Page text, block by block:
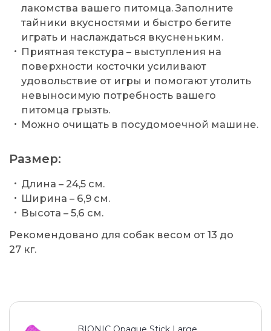
лакомства вашего питомца. Заполните
тайники вкусностями и быстро бегите
играть и наслаждаться вкусненьким.
Приятная текстура – выступления на
поверхности косточки усиливают
удовольствие от игры и помогают утолить
невыносимую потребность вашего
питомца грызть.
Можно очищать в посудомоечной машине.
Размер:
Длина – 24,5 см.
Ширина – 6,9 см.
Высота – 5,6 см.
Рекомендовано для собак весом от 13 до
27 кг.